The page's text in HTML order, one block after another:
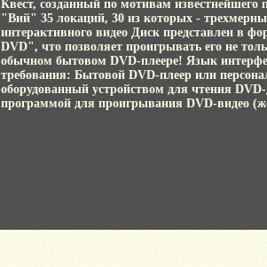
Квест, созданный по мотивам известнейшего
"Вий" 35 локаций, 30 из которых -
интерактивного видео Диск представлен в
DVD", что позволяет проигрывать его не
обычном бытовом DVD-плеере! Язык
требования: Бытовой DVD-плеер или
оборудованный устройством для чтения
программой для проигрывания DVD-видео